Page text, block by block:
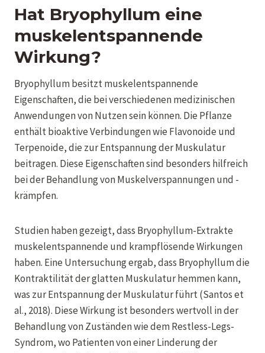
Hat Bryophyllum eine
muskelentspannende
Wirkung?
Bryophyllum besitzt muskelentspannende
Eigenschaften, die bei verschiedenen medizinischen
Anwendungen von Nutzen sein können. Die Pflanze
enthält bioaktive Verbindungen wie Flavonoide und
Terpenoide, die zur Entspannung der Muskulatur
beitragen. Diese Eigenschaften sind besonders hilfreich
bei der Behandlung von Muskelverspannungen und -
krämpfen.
Studien haben gezeigt, dass Bryophyllum-Extrakte
muskelentspannende und krampflösende Wirkungen
haben. Eine Untersuchung ergab, dass Bryophyllum die
Kontraktilität der glatten Muskulatur hemmen kann,
was zur Entspannung der Muskulatur führt (Santos et
al., 2018). Diese Wirkung ist besonders wertvoll in der
Behandlung von Zuständen wie dem Restless-Legs-
Syndrom, wo Patienten von einer Linderung der